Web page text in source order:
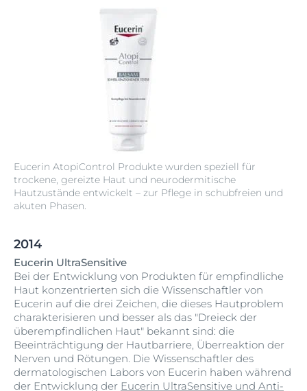
Eucerin AtopiControl Produkte wurden speziell für
trockene, gereizte Haut und neurodermitische
Hautzustände entwickelt – zur Pflege in schubfreien und
akuten Phasen.
2014
Eucerin UltraSensitive
Bei der Entwicklung von Produkten für empfindliche
Haut konzentrierten sich die Wissenschaftler von
Eucerin auf die drei Zeichen, die dieses Hautproblem
charakterisieren und besser als das "Dreieck der
überempfindlichen Haut" bekannt sind: die
Beeinträchtigung der Hautbarriere, Überreaktion der
Nerven und Rötungen. Die Wissenschaftler des
dermatologischen Labors von Eucerin haben während
der Entwicklung der Eucerin UltraSensitive und Anti-